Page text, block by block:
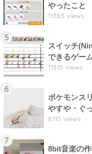
やったこと
11385 views
5
スイッチ
できるゲー
11315 views
6
ポケモンス
やすや・ぐ
8110 views
7
8bit音楽の